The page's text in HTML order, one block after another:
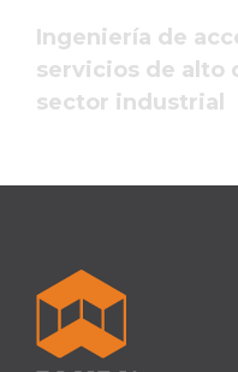
Ingeniería de
servicios de alto
sector industrial